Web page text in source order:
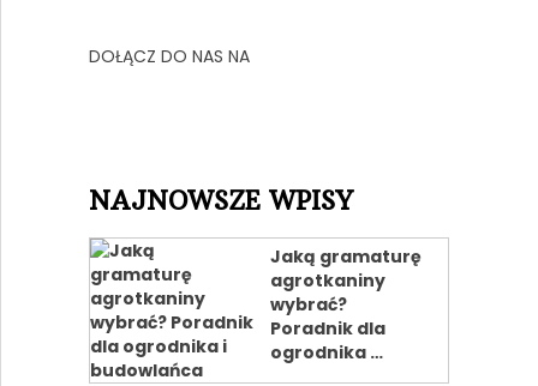
DOŁĄCZ DO NAS NA
NAJNOWSZE WPISY
Jaką gramaturę
agrotkaniny
wybrać?
Poradnik dla
ogrodnika …